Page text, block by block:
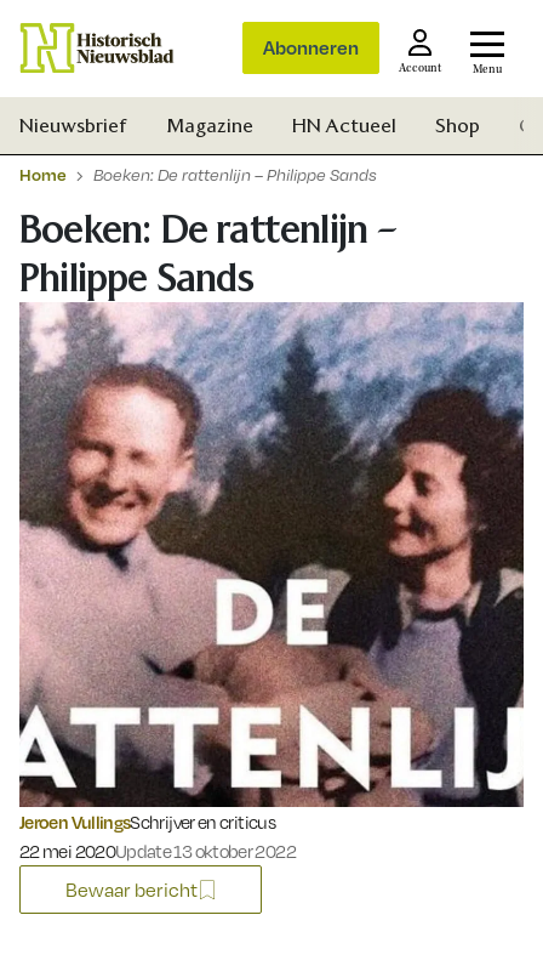
Abonneren
Account Menu
Zoek
Nieuwsbrief Magazine HN Actueel Shop
Home Boeken: De rattenlijn – Philippe Sands
Boeken: De rattenlijn –
Philippe Sands
Jeroen VullingsSchrijver en criticus
Gepubliceerd op:
22 mei 2020Update 13 oktober 2022
Bewaar bericht